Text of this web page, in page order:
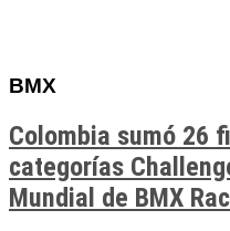
BMX
Colombia sumó 26
categorías
Mundial de BMX